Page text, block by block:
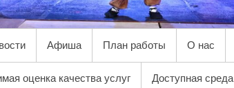
Афиша План работы О нас
оценка качества услуг Доступная среда